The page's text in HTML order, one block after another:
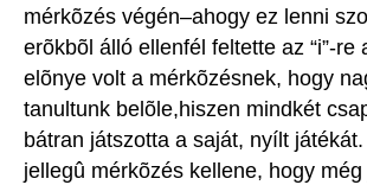
mérkõzés végén–ahogy ez lenni
erõkbõl álló ellenfél feltette az “i”-re
elõnye volt a mérkõzésnek, hogy
tanultunk belõle,hiszen mindkét
bátran játszotta a saját, nyílt
jellegû mérkõzés kellene, hogy